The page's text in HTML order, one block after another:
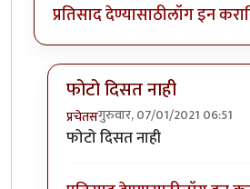
प्रतिसाद देण्यासाठीलॉग इन करा
फोटो दिसत नाही
प्रचेतसगुरुवार, 07/01/2021 06:51
In reply to(No subject)
फोटो दिसत नाही